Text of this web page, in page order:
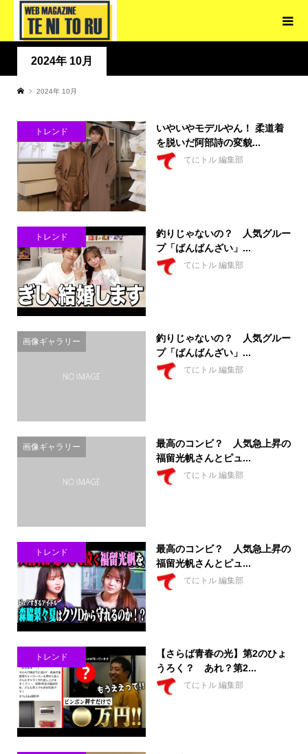
2024年 10月
2024年 10月
トレンド
いやいやモデルやん！ 柔道着
を脱いだ阿部詩の変貌...
てにトル 編集部
トレンド
釣りじゃないの？ 人気グルー
プ「ばんばんざい」...
てにトル 編集部
画像ギャラリー
釣りじゃないの？ 人気グルー
プ「ばんばんざい」...
てにトル 編集部
画像ギャラリー
最高のコンビ？ 人気急上昇の
福留光帆さんとピュ...
てにトル 編集部
トレンド
最高のコンビ？ 人気急上昇の
福留光帆さんとピュ...
てにトル 編集部
トレンド
【さらば青春の光】第2のひょ
うろく？ あれ？第2...
てにトル 編集部